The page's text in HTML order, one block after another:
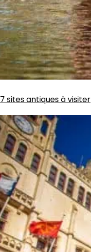
7 sites antiques à visiter